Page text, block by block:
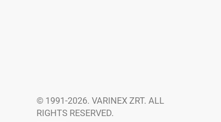
© 1991-2026. VARINEX ZRT. ALL
RIGHTS RESERVED.